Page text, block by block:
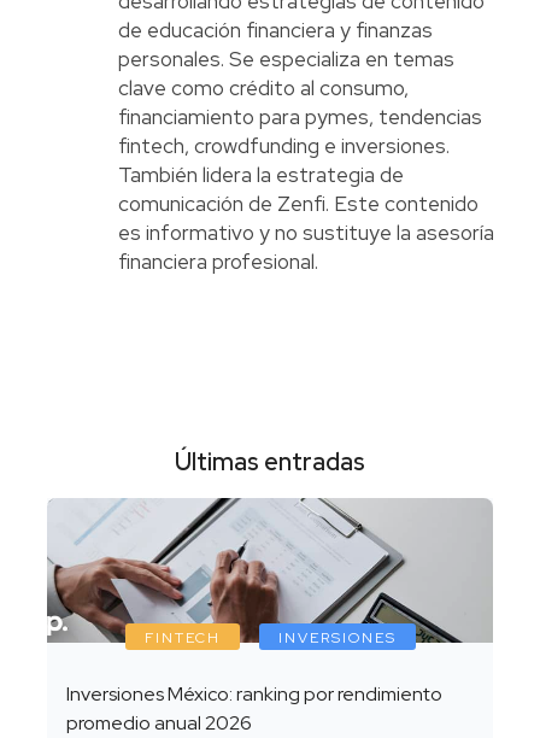
de educación financiera y finanzas
personales. Se especializa en temas
clave como crédito al consumo,
financiamiento para pymes, tendencias
fintech, crowdfunding e inversiones.
También lidera la estrategia de
comunicación de Zenfi. Este contenido
es informativo y no sustituye la asesoría
financiera profesional.
Últimas entradas
FINTECH INVERSIONES
Inversiones México: ranking por rendimiento
promedio anual 2026